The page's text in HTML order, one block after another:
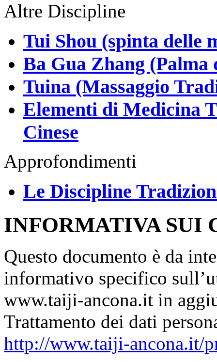
Altre Discipline
Tui Shou (spinta delle
Ba Gua Zhang
Tuina (Massaggio
Elementi di Medicina
Cinese
Approfondimenti
Le Discipline
INFORMATIVA SUI
Questo documento è da
informativo specifico
www.taiji-ancona.it in
Trattamento dei dati
http://www.taiji-ancona.it/